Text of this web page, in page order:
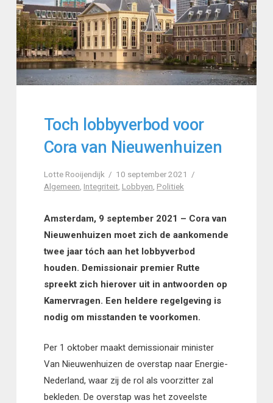
Toch lobbyverbod voor
Cora van Nieuwenhuizen
Lotte Rooijendijk
10 september 2021
Algemeen, Integriteit, Lobbyen, Politiek
Amsterdam, 9 september 2021 – Cora van
Nieuwenhuizen moet zich de aankomende
twee jaar tóch aan het lobbyverbod
houden. Demissionair premier Rutte
spreekt zich hierover uit in antwoorden op
Kamervragen. Een heldere regelgeving is
nodig om misstanden te voorkomen.
Per 1 oktober maakt demissionair minister
Van Nieuwenhuizen de overstap naar Energie-
Nederland, waar zij de rol als voorzitter zal
bekleden. De overstap was het zoveelste